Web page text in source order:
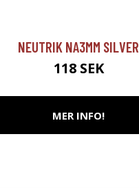
NEUTRIK NA3MM SILVER
118 SEK
MER INFO!